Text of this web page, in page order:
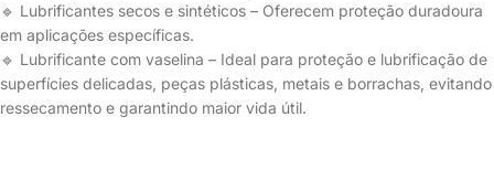
🔹 Lubrificantes secos e sintéticos – Oferecem proteção duradoura
em aplicações específicas.
🔹 Lubrificante com vaselina – Ideal para proteção e lubrificação de
superfícies delicadas, peças plásticas, metais e borrachas, evitando
ressecamento e garantindo maior vida útil.